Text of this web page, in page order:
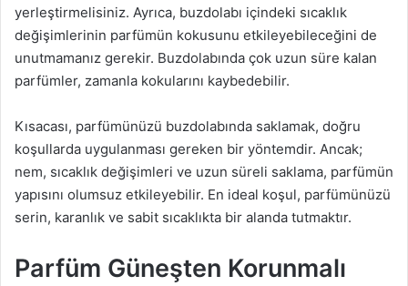
yerleştirmelisiniz. Ayrıca, buzdolabı içindeki sıcaklık
değişimlerinin parfümün kokusunu etkileyebileceğini de
unutmamanız gerekir. Buzdolabında çok uzun süre kalan
parfümler, zamanla kokularını kaybedebilir.
Kısacası, parfümünüzü buzdolabında saklamak, doğru
koşullarda uygulanması gereken bir yöntemdir. Ancak;
nem, sıcaklık değişimleri ve uzun süreli saklama, parfümün
yapısını olumsuz etkileyebilir. En ideal koşul, parfümünüzü
serin, karanlık ve sabit sıcaklıkta bir alanda tutmaktır.
Parfüm Güneşten Korunmalı